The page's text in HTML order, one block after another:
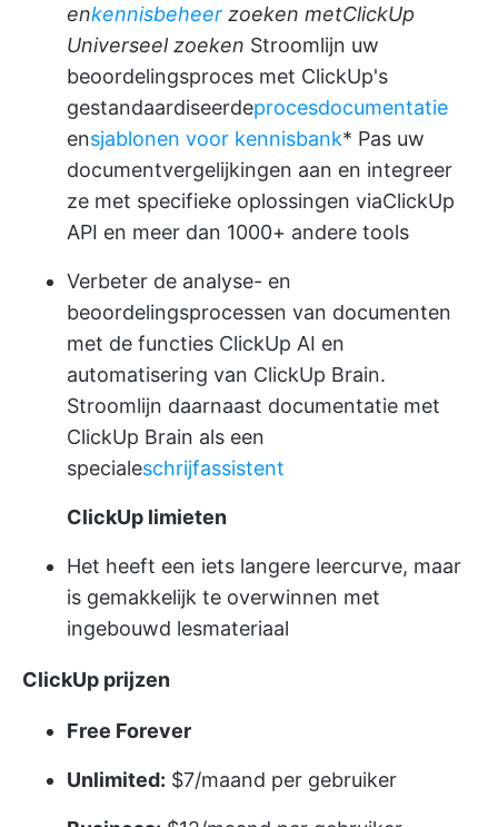
enkennisbeheer zoeken metClickUp
Universeel zoeken Stroomlijn uw
beoordelingsproces met ClickUp's
gestandaardiseerdeprocesdocumentatie
ensjablonen voor kennisbank* Pas uw
documentvergelijkingen aan en integreer
ze met specifieke oplossingen viaClickUp
API en meer dan 1000+ andere tools
Verbeter de analyse- en
beoordelingsprocessen van documenten
met de functies ClickUp AI en
automatisering van ClickUp Brain.
Stroomlijn daarnaast documentatie met
ClickUp Brain als een
specialeschrijfassistent
ClickUp limieten
Het heeft een iets langere leercurve, maar
is gemakkelijk te overwinnen met
ingebouwd lesmateriaal
ClickUp prijzen
Free Forever
Unlimited: $7/maand per gebruiker